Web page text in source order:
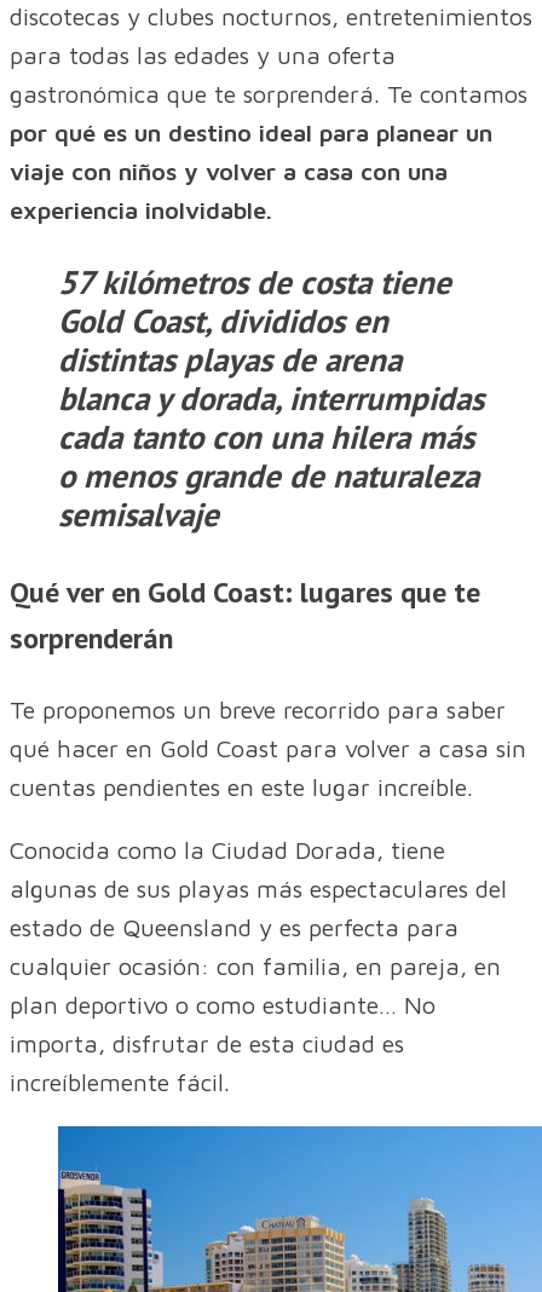
discotecas y clubes nocturnos, entretenimientos
para todas las edades y una oferta
gastronómica que te sorprenderá. Te contamos
por qué es un destino ideal para planear un
viaje con niños y volver a casa con una
experiencia inolvidable.
57 kilómetros de costa tiene
Gold Coast, divididos en
distintas playas de arena
blanca y dorada, interrumpidas
cada tanto con una hilera más
o menos grande de naturaleza
semisalvaje
Qué ver en Gold Coast: lugares que te
sorprenderán
Te proponemos un breve recorrido para saber
qué hacer en Gold Coast para volver a casa sin
cuentas pendientes en este lugar increíble.
Conocida como la Ciudad Dorada, tiene
algunas de sus playas más espectaculares del
estado de Queensland y es perfecta para
cualquier ocasión: con familia, en pareja, en
plan deportivo o como estudiante… No
importa, disfrutar de esta ciudad es
increíblemente fácil.